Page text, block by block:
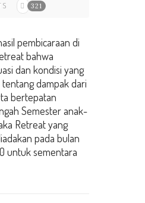
321
pembicaraan di
bahwa
dan kondisi yang
dampak dari
bertepatan
Semester anak-
Retreat yang
pada bulan
untuk sementara